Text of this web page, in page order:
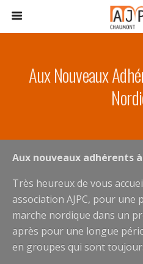
Aux Nouveaux
Aux nouveaux adhérents
Très heureux de vous
association AJPC, pour une
marche nordique dans un
après pour une longue
en groupes qui sont